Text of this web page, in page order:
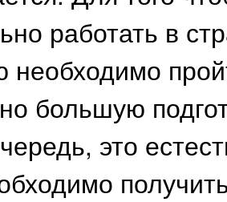
работать в
необходимо
большую
это